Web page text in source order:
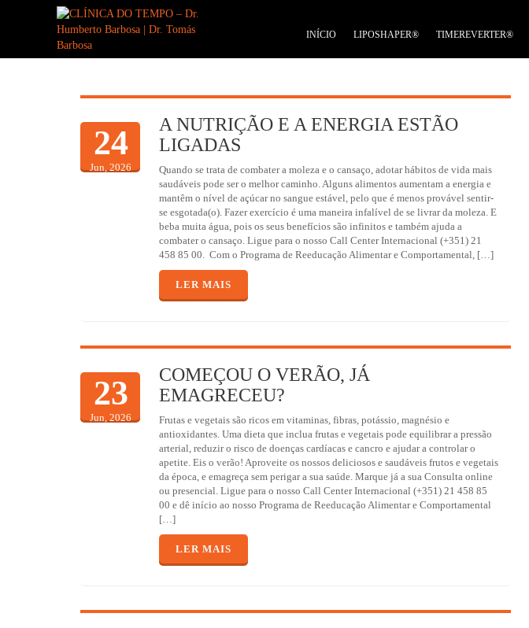
INÍCIO LIPOSHAPER® TIMEREVERTER®
24
Jun, 2026
A NUTRIÇÃO E A ENERGIA ESTÃO
LIGADAS
Quando se trata de combater a moleza e o cansaço, adotar hábitos de vida mais
saudáveis pode ser o melhor caminho. Alguns alimentos aumentam a energia e
mantêm o nível de açúcar no sangue estável, pelo que é menos provável sentir-
se esgotada(o). Fazer exercício é uma maneira infalível de se livrar da moleza. E
beba muita água, pois os seus benefícios são infinitos e também ajuda a
combater o cansaço. Ligue para o nosso Call Center Internacional (+351) 21
458 85 00. Com o Programa de Reeducação Alimentar e Comportamental, […]
LER MAIS
23
Jun, 2026
COMEÇOU O VERÃO, JÁ
EMAGRECEU?
Frutas e vegetais são ricos em vitaminas, fibras, potássio, magnésio e
antioxidantes. Uma dieta que inclua frutas e vegetais pode equilibrar a pressão
arterial, reduzir o risco de doenças cardíacas e cancro e ajudar a controlar o
apetite. Eis o verão! Aproveite os nossos deliciosos e saudáveis frutos e vegetais
da época, e emagreça sem perigar a sua saúde. Marque já a sua Consulta online
ou presencial. Ligue para o nosso Call Center Internacional (+351) 21 458 85
00 e dê início ao nosso Programa de Reeducação Alimentar e Comportamental
[…]
LER MAIS